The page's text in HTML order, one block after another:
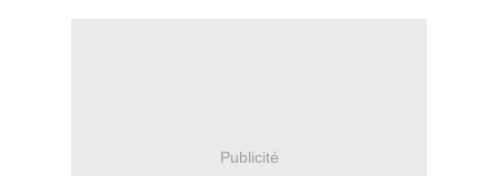
Publicité